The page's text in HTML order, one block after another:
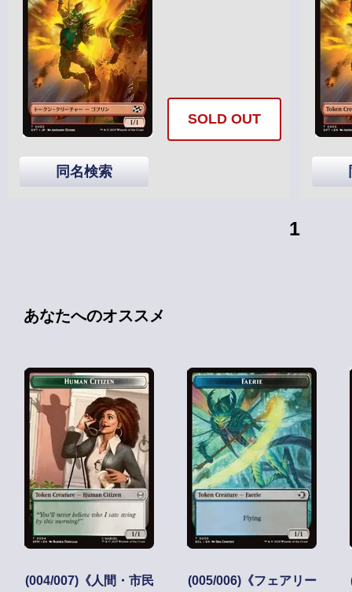
SOLD OUT
同名検索
1
あなたへのオススメ
(004/007)《人間・市民
(005/006)《フェアリー